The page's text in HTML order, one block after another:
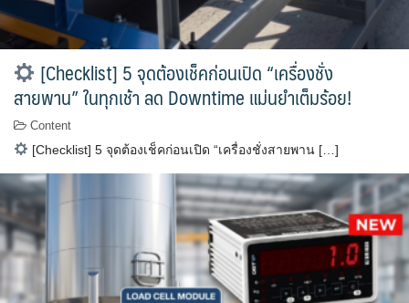
[Checklist] 5 จุดต้องเช็คก่อนเปิด “เครื่องชั่ง
สายพาน” ในทุกเช้า ลด Downtime แม่นยำเต็มร้อย!
Content
[Checklist] 5 จุดต้องเช็คก่อนเปิด “เครื่องชั่งสายพาน […]